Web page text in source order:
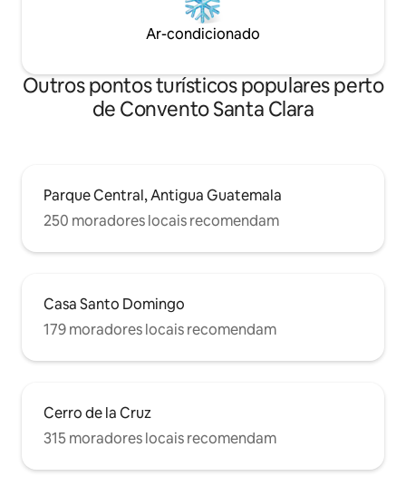
Ar-condicionado
Outros pontos turísticos populares perto
de Convento Santa Clara
Parque Central, Antigua Guatemala
250 moradores locais recomendam
Casa Santo Domingo
179 moradores locais recomendam
Cerro de la Cruz
315 moradores locais recomendam